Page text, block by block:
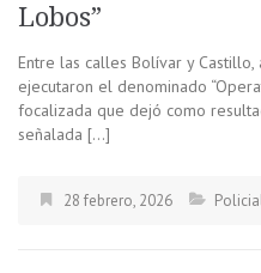
Lobos”
Entre las calles Bolívar y
ejecutaron el denominado
focalizada que dejó como
señalada […]
28 febrero, 2026